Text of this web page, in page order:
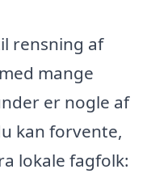
rensning af
mange
er nogle af
kan forvente,
lokale fagfolk: